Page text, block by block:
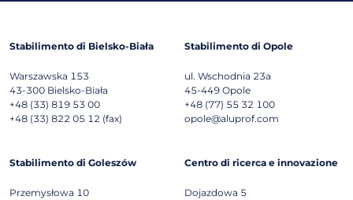
Stabilimento di Bielsko-Biała
Warszawska 153
43-300 Bielsko-Biała
+48 (33) 819 53 00
+48 (33) 822 05 12 (fax)
Stabilimento di Opole
ul. Wschodnia 23a
45-449 Opole
+48 (77) 55 32 100
opole@aluprof.com
Stabilimento di Goleszów
Przemysłowa 10
Centro di ricerca e innovazione
Dojazdowa 5